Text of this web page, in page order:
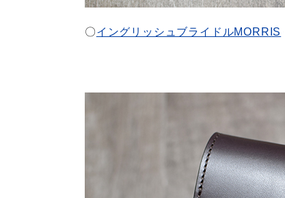
〇イングリッシュブライドルMORRIS